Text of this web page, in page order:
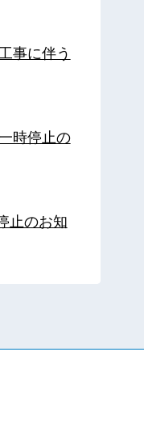
事に伴う
時停止の
止のお知